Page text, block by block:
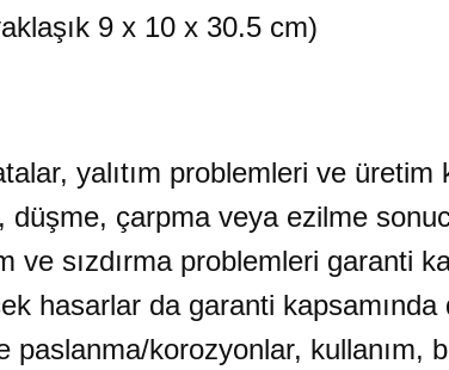
9 x 10 x 30.5 cm)
yalıtım problemleri ve üretim
düşme, çarpma veya ezilme
sızdırma problemleri garanti
hasarlar da garanti
korozyonlar, kullanım,